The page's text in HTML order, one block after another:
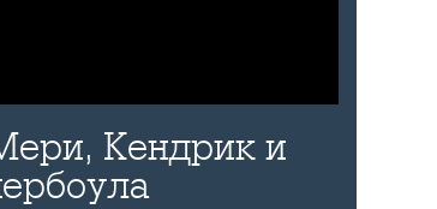
Кендрик и